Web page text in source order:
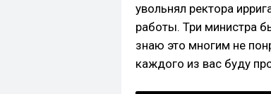
увольнял ректора
работы. Три министра
знаю это многим не
каждого из вас буду